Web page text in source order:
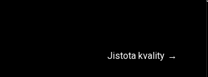
Jistota kvality